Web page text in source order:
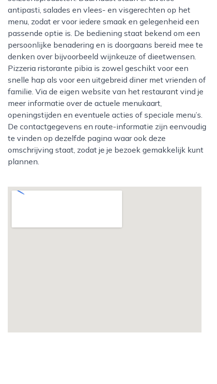
antipasti, salades en vlees- en visgerechten op het
menu, zodat er voor iedere smaak en gelegenheid een
passende optie is. De bediening staat bekend om een
persoonlijke benadering en is doorgaans bereid mee te
denken over bijvoorbeeld wijnkeuze of dieetwensen.
Pizzeria ristorante pibia is zowel geschikt voor een
snelle hap als voor een uitgebreid diner met vrienden of
familie. Via de eigen website van het restaurant vind je
meer informatie over de actuele menukaart,
openingstijden en eventuele acties of speciale menu’s.
De contactgegevens en route-informatie zijn eenvoudig
te vinden op dezelfde pagina waar ook deze
omschrijving staat, zodat je je bezoek gemakkelijk kunt
plannen.